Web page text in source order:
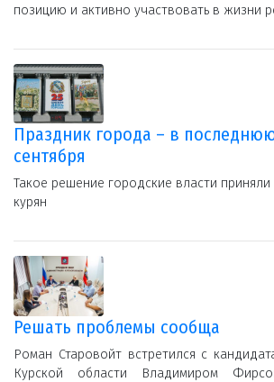
позицию и активно участвовать в жизни
Праздник города – в
сентября
Такое решение городские власти
курян
Решать проблемы сообща
Роман Старовойт встретился с
Курской области Владимиром